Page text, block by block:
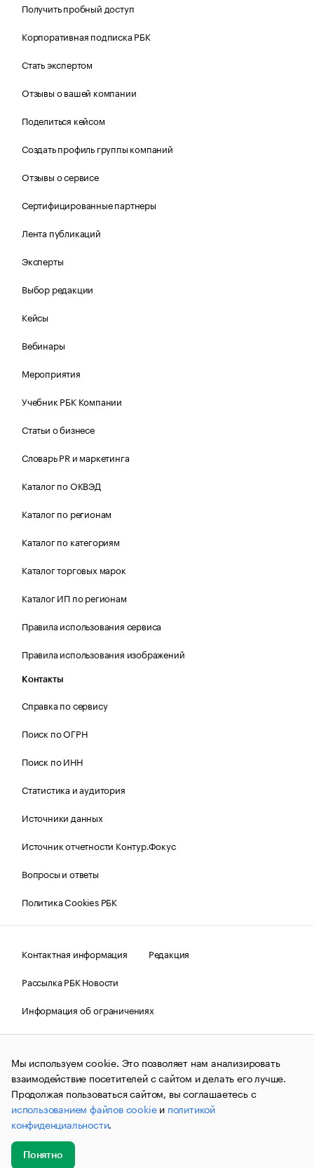
Получить пробный доступ
Корпоративная подписка РБК
Стать экспертом
Отзывы о вашей компании
Поделиться кейсом
Создать профиль группы компаний
Отзывы о сервисе
Сертифицированные партнеры
Лента публикаций
Эксперты
Выбор редакции
Кейсы
Вебинары
Мероприятия
Учебник РБК Компании
Статьи о бизнесе
Словарь PR и маркетинга
Каталог по ОКВЭД
Каталог по регионам
Каталог по категориям
Каталог торговых марок
Каталог ИП по регионам
Правила использования сервиса
Правила использования изображений
Контакты
Справка по сервису
Поиск по ОГРН
Поиск по ИНН
Статистика и аудитория
Источники данных
Источник отчетности Контур.Фокус
Вопросы и ответы
Политика Cookies РБК
Контактная информация
Редакция
Рассылка РБК Новости
Информация об ограничениях
Правовая информация
О соблюдении авторских прав
© АО «РОСБИЗНЕСКОНСАЛТИНГ»,1995–2026.Сообщения
и материалы информационного агентства «РБК»
(зарегистрировано Федеральной службой по надзору в сфере
связи, информационных технологий и массовых
коммуникаций (Роскомнадзор) 09.12.2015 за номером ИА
№ФС77-63848) сопровождаются пометкой «РБК». Отдельные
публикации могут содержать информацию,
не предназначенную для пользователей
до 18 лет.
Мы используем cookie. Это позволяет нам анализировать
взаимодействие посетителей с сайтом и делать его лучше.
Продолжая пользоваться сайтом, вы соглашаетесь с
использованием файлов cookieи политикой
конфиденциальности.
Понятно